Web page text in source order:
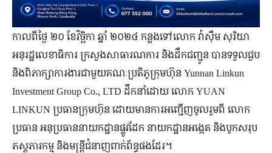
កាលពី​ថ្ងៃ ២០ ខែ​វិច្ឆិកា ឆ្នាំ ២០២៤ កន្លង​ទៅ​លោក វ៉ាស៊ឹម សុរិយា
អនុរដ្ឋលេខាធិការ ក្រសួង​សាធារណការ និង​ដឹកជញ្ជូន បាន​ទទួល​ជួប
និង​ពិភាក្សា​ការងារ​ជាមួយ​គណៈ​ប្រតិភូ​ក្រុមហ៊ុន Yunnan Linkun
Investment Group Co., LTD ដឹកនាំ​ដោយ លោក YUAN
LINKUN ប្រធាន​ក្រុមហ៊ុន ដោយ​មាន​ការ​អញ្ជើញ​ចូលរួម​ពី លោក​
ប្រធាន អនុ​ប្រធាន​នាយកដ្ឋាន​ផ្លូវដែក នាយកដ្ឋាន​អង្កេត និង​បូក​សរុប​
ភស្តុភារ​កម្ម និង​មន្ត្រី​ជំនាញ​ពាក់ព័ន្ធ​ផង​ដែរ។